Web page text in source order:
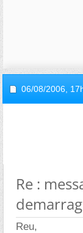
06/08/2006,
Re :
Reu,